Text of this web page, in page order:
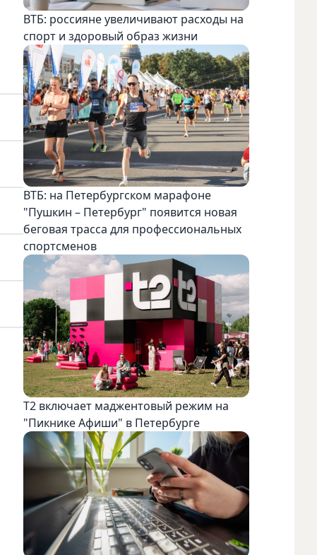
ВТБ: россияне увеличивают расходы на
спорт и здоровый образ жизни
ВТБ: на Петербургском марафоне
"Пушкин – Петербург" появится новая
беговая трасса для профессиональных
спортсменов
Т2 включает маджентовый режим на
"Пикнике Афиши" в Петербурге